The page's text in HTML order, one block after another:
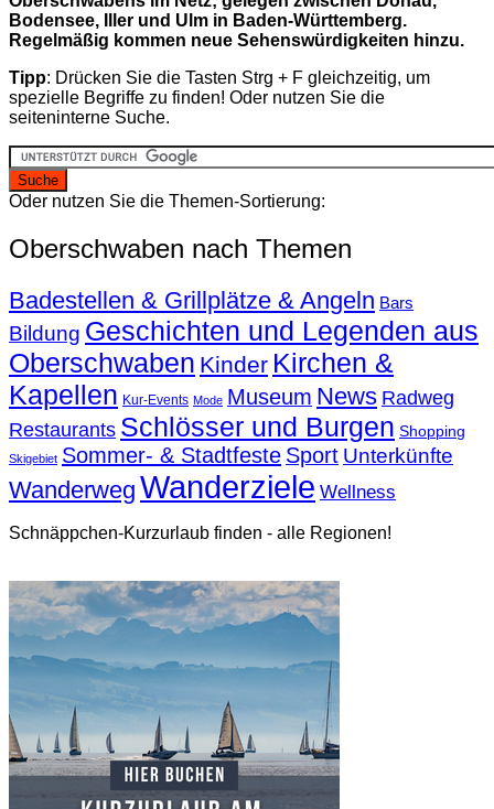
Bodensee, Iller und Ulm in Baden-Württemberg.
Regelmäßig kommen neue Sehenswürdigkeiten hinzu.
Tipp: Drücken Sie die Tasten Strg + F gleichzeitig, um
spezielle Begriffe zu finden! Oder nutzen Sie die
seiteninterne Suche.
Oder nutzen Sie die Themen-Sortierung:
Oberschwaben nach Themen
Badestellen & Grillplätze & Angeln Bars
Bildung Geschichten und Legenden aus
Oberschwaben Kinder Kirchen &
Kapellen Kur-Events Mode Museum News Radweg
Restaurants Schlösser und Burgen Shopping
Skigebiet Sommer- & Stadtfeste Sport Unterkünfte
Wanderweg Wanderziele Wellness
Schnäppchen-Kurzurlaub finden - alle Regionen!